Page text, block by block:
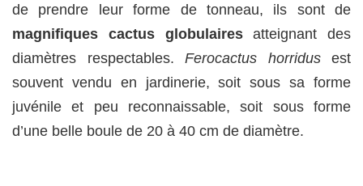
de prendre leur forme de tonneau, ils sont de
magnifiques cactus globulairesatteignant des
diamètres respectables. Ferocactus horridusest
souvent vendu en jardinerie, soit sous sa forme
juvénile et peu reconnaissable, soit sous forme
d’une belle boule de 20 à 40 cm de diamètre.